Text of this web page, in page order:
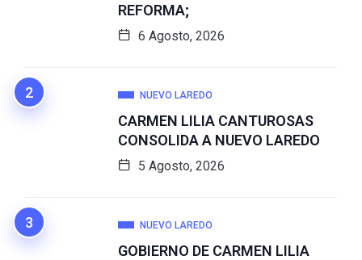
REFORMA;
6 Agosto, 2026
NUEVO LAREDO
CARMEN LILIA CANTUROSAS
CONSOLIDA A NUEVO LAREDO
5 Agosto, 2026
NUEVO LAREDO
GOBIERNO DE CARMEN LILIA